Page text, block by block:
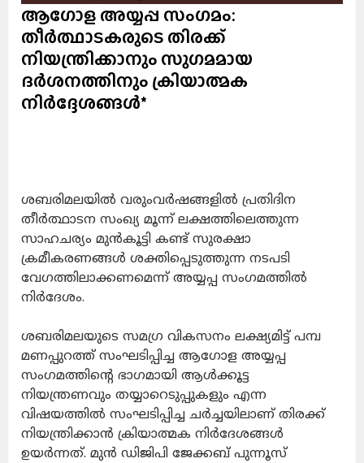
ആഗോള അയ്യപ്പ സംഗമം:
തീർത്ഥാടകരുടെ തിരക്ക്
നിയന്ത്രിക്കാനും സുഗമമായ
ദർശനത്തിനും ക്രിയാത്മക
നിർദ്ദേശങ്ങൾ*
ശബരിമലയിൽ വരുംവർഷങ്ങളിൽ പ്രതിദിന
തീർത്ഥാടന സംഖ്യ മൂന്ന് ലക്ഷത്തിലെത്തുന്ന
സാഹചര്യം മുൻകൂട്ടി കണ്ട് സുരക്ഷാ
ക്രമീകരണങ്ങൾ ശക്തിപ്പെടുത്തുന്ന നടപടി
വേഗത്തിലാക്കണമെന്ന് അയ്യപ്പ സംഗമത്തിൽ
നിർദേശം.
ശബരിമലയുടെ സമഗ്ര വികസനം ലക്ഷ്യമിട്ട് പമ്പ
മണപ്പുറത്ത് സംഘടിപ്പിച്ച ആഗോള അയ്യപ്പ
സംഗമത്തിന്റെ ഭാഗമായി ആൾക്കൂട്ട
നിയന്ത്രണവും തയ്യാറെടുപ്പുകളും എന്ന
വിഷയത്തിൽ സംഘടിപ്പിച്ച ചർച്ചയിലാണ് തിരക്ക്
നിയന്ത്രിക്കാൻ ക്രിയാത്മക നിർദേശങ്ങൾ
ഉയർന്നത്. മുൻ ഡിജിപി ജേക്കബ് പുന്നൂസ്